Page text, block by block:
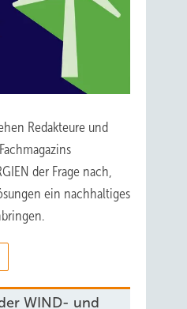
Redakteure und
der Frage nach,
ein nachhaltiges
WIND- und